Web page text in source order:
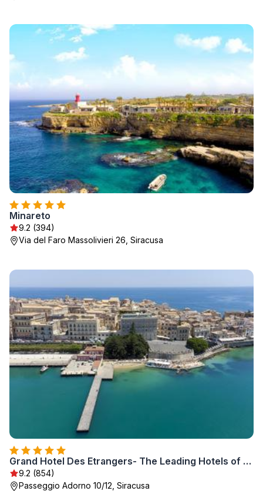
Minareto
9.2 (394)
Via del Faro Massolivieri 26, Siracusa
Grand Hotel Des Etrangers- The Leading Hotels of the World
9.2 (854)
Passeggio Adorno 10/12, Siracusa